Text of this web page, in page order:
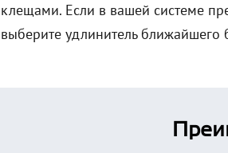
клещами. Если в вашей системе
выберите удлинитель ближайшего